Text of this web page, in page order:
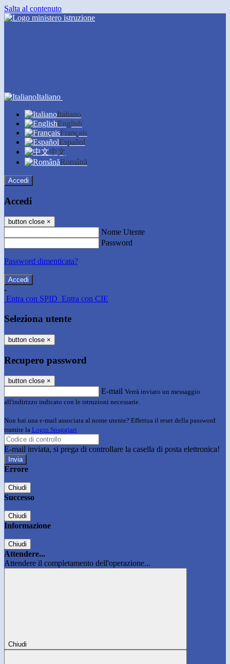
Salta al contenuto
Italiano
Italiano
English
Français
Español
中文
Română
Accedi
Accedi
button close ×
Nome Utente
Password
Password dimenticata?
-
Entra con SPID Entra con CIE
Seleziona utente
button close ×
Recupero password
button close ×
E-mail Verrà inviato un messaggio
all'indirizzo indicato con le istruzioni necessarie.
Non hai una e-mail associata al nome utente? Effettua il reset della password
tramite la Login Spaggiari
E-mail inviata, si prega di controllare la casella di posta elettronica!
Errore
Chiudi
Successo
Chiudi
Informazione
Chiudi
Attendere...
Attendere il completamento dell'operazione...
Chiudi